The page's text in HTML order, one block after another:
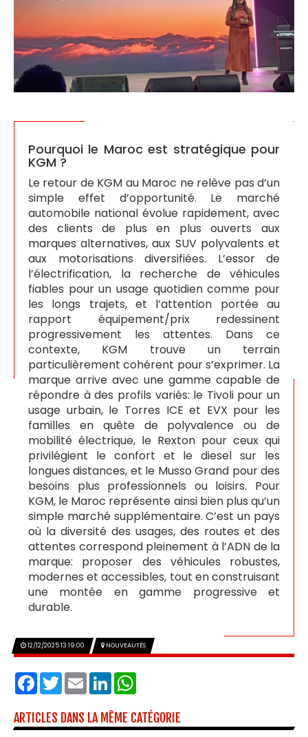
Pourquoi le Maroc est stratégique pour
KGM ?
Le retour de KGM au Maroc ne relève pas d’un
simple effet d’opportunité. Le marché
automobile national évolue rapidement, avec
des clients de plus en plus ouverts aux
marques alternatives, aux SUV polyvalents et
aux motorisations diversifiées. L’essor de
l’électrification, la recherche de véhicules
fiables pour un usage quotidien comme pour
les longs trajets, et l’attention portée au
rapport équipement/prix redessinent
progressivement les attentes. Dans ce
contexte, KGM trouve un terrain
particulièrement cohérent pour s’exprimer. La
marque arrive avec une gamme capable de
répondre à des profils variés: le Tivoli pour un
usage urbain, le Torres ICE et EVX pour les
familles en quête de polyvalence ou de
mobilité électrique, le Rexton pour ceux qui
privilégient le confort et le diesel sur les
longues distances, et le Musso Grand pour des
besoins plus professionnels ou loisirs. Pour
KGM, le Maroc représente ainsi bien plus qu’un
simple marché supplémentaire. C’est un pays
où la diversité des usages, des routes et des
attentes correspond pleinement à l’ADN de la
marque: proposer des véhicules robustes,
modernes et accessibles, tout en construisant
une montée en gamme progressive et
durable.
12/12/2025 13:19:00 NOUVEAUTÉS
Facebook
TwitterEmailLinkedIn
ARTICLES DANS LA MÊME CATÉGORIE